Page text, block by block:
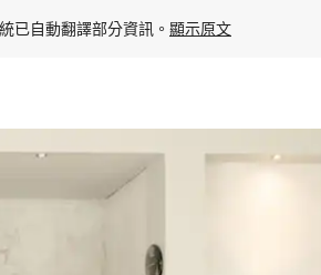
已自動翻譯部分資訊。 顯示原文